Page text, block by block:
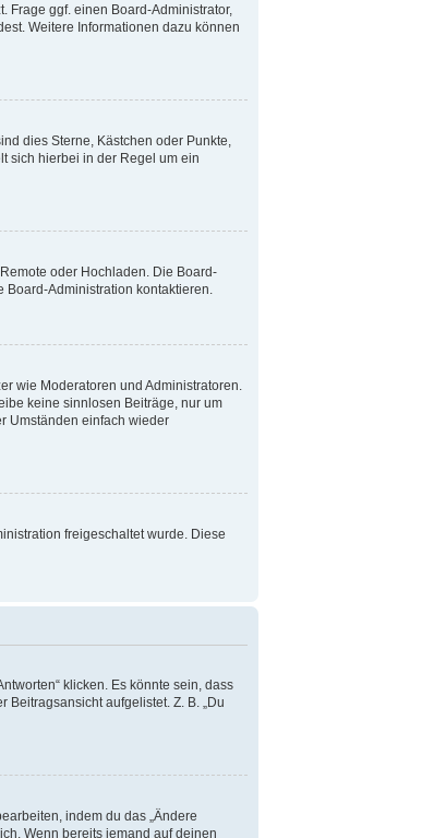
Frage ggf. einen Board-Administrator,
Weitere Informationen dazu können
dies Sterne, Kästchen oder Punkte,
sich hierbei in der Regel um ein
oder Hochladen. Die Board-
Administration kontaktieren.
wie Moderatoren und Administratoren.
keine sinnlosen Beiträge, nur um
Umständen einfach wieder
freigeschaltet wurde. Diese
klicken. Es könnte sein, dass
aufgelistet. Z. B. „Du
indem du das „Ändere
Wenn bereits jemand auf deinen